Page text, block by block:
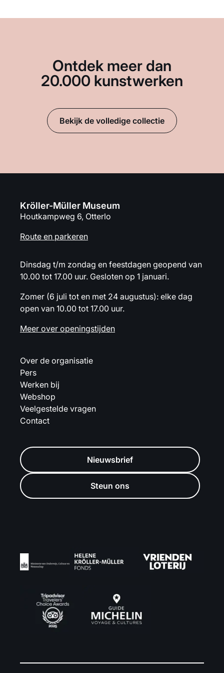
Ontdek meer dan
20.000 kunstwerken
Bekijk de volledige collectie
Kröller-Müller Museum
Houtkampweg 6, Otterlo
Route en parkeren
Dinsdag t/m zondag en feestdagen geopend van
10.00 tot 17.00 uur. Gesloten op 1 januari.
Zomer (6 juli tot en met 24 augustus): elke dag
open van 10.00 tot 17.00 uur.
Meer over openingstijden
Over de organisatie
Pers
Werken bij
Webshop
Veelgestelde vragen
Contact
Nieuwsbrief
Steun ons